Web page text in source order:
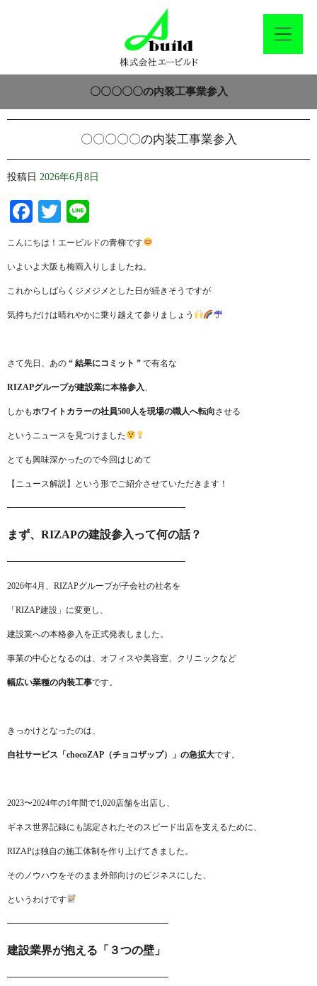
〇〇〇〇〇の内装工事業参入
〇〇〇〇〇の内装工事業参入
投稿日 2026年6月8日
Facebook
Twitter
こんにちは！エービルドの青柳です
いよいよ大阪も梅雨入りしましたね。
これからしばらくジメジメとした日が続きそうですが
気持ちだけは晴れやかに乗り越えて参りましょう
さて先日、あの “ 結果にコミット ” で有名な
RIZAPグループが建設業に本格参入、
しかもホワイトカラーの社員500人を現場の職人へ転向させる
というニュースを見つけました
とても興味深かったので今回はじめて
【ニュース解説】という形でご紹介させていただきます！
━━━━━━━━━━━━━━━━━━━━━
まず、RIZAPの建設参入って何の話？
━━━━━━━━━━━━━━━━━━━━━
2026年4月、RIZAPグループが子会社の社名を
「RIZAP建設」に変更し、
建設業への本格参入を正式発表しました。
事業の中心となるのは、オフィスや美容室、クリニックなど
幅広い業種の内装工事です。
きっかけとなったのは、
自社サービス「chocoZAP（チョコザップ）」の急拡大です。
2023〜2024年の1年間で1,020店舗を出店し、
ギネス世界記録にも認定されたそのスピード出店を支えるために、
RIZAPは独自の施工体制を作り上げてきました。
そのノウハウをそのまま外部向けのビジネスにした、
というわけです
━━━━━━━━━━━━━━━━━━━
建設業界が抱える「３つの壁」
━━━━━━━━━━━━━━━━━━━